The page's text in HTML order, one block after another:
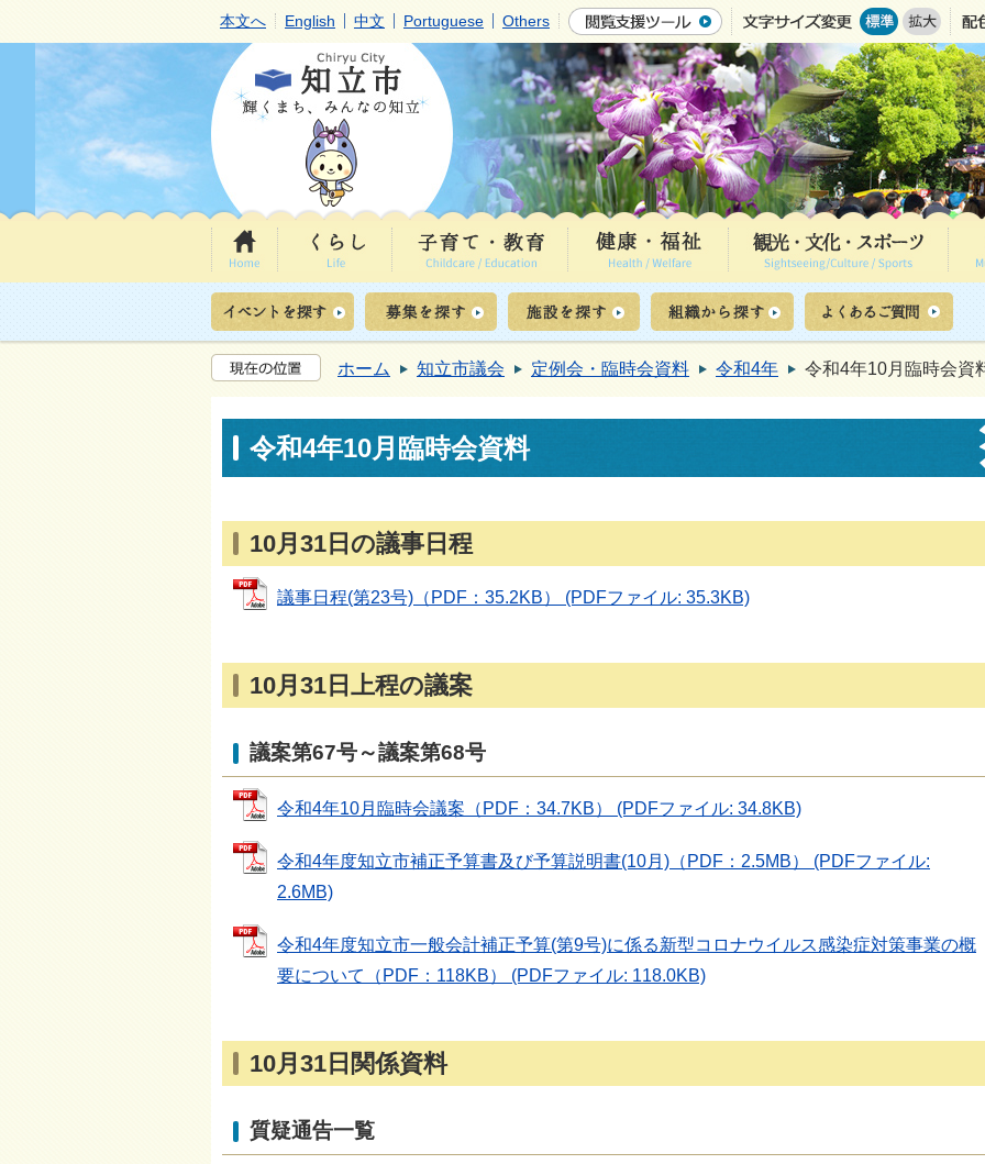
本文へ English 中文 Portuguese Others
ホーム 知立市議会 定例会・臨時会資料 令和4年 令和4年10月臨時会資
令和4年10月臨時会資料
10月31日の議事日程
議事日程(第23号)（PDF：35.2KB） (PDFファイル: 35.3KB)
10月31日上程の議案
議案第67号～議案第68号
令和4年10月臨時会議案（PDF：34.7KB） (PDFファイル: 34.8KB)
令和4年度知立市補正予算書及び予算説明書(10月)（PDF：2.5MB） (PDFファイル:
2.6MB)
令和4年度知立市一般会計補正予算(第9号)に係る新型コロナウイルス感染症対策事業の概
要について（PDF：118KB） (PDFファイル: 118.0KB)
10月31日関係資料
質疑通告一覧